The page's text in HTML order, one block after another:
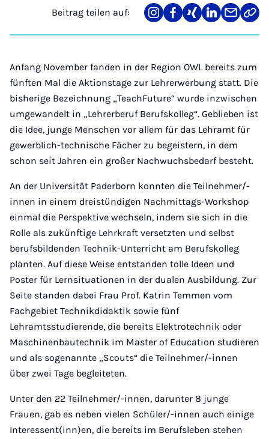
Beitrag teilen auf:
Teilen
auf
Teilen
auf
Teilen
auf
Teilen
auf
Teilen
über
Link
Anfang November fanden in der Region OWL bereits zum
fünften Mal die Aktionstage zur Lehrerwerbung statt. Die
bisherige Bezeichnung „TeachFuture“ wurde inzwischen
umgewandelt in „Lehrerberuf Berufskolleg“. Geblieben ist
die Idee, junge Menschen vor allem für das Lehramt für
gewerblich-technische Fächer zu begeistern, in dem
schon seit Jahren ein großer Nachwuchsbedarf besteht.
An der Universität Paderborn konnten die Teilnehmer/-
innen in einem dreistündigen Nachmittags-Workshop
einmal die Perspektive wechseln, indem sie sich in die
Rolle als zukünftige Lehrkraft versetzten und selbst
berufsbildenden Technik-Unterricht am Berufskolleg
planten. Auf diese Weise entstanden tolle Ideen und
Poster für Lernsituationen in der dualen Ausbildung. Zur
Seite standen dabei Frau Prof. Katrin Temmen vom
Fachgebiet Technikdidaktik sowie fünf
Lehramtsstudierende, die bereits Elektrotechnik oder
Maschinenbautechnik im Master of Education studieren
und als sogenannte „Scouts“ die Teilnehmer/-innen
über zwei Tage begleiteten.
Unter den 22 Teilnehmer/-innen, darunter 8 junge
Frauen, gab es neben vielen Schüler/-innen auch einige
Interessent(inn)en, die bereits im Berufsleben stehen